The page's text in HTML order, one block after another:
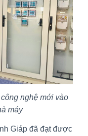
nghệ mới vào
máy
Giáp đã đạt được